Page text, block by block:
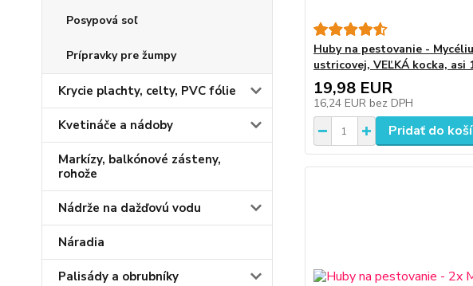
Posypová soľ
Prípravky pre žumpy
Krycie plachty, celty, PVC fólie
Kvetináče a nádoby
Markízy, balkónové zásteny,
rohože
Nádrže na dažďovú vodu
Náradia
Palisády a obrubníky
Huby na pestovanie -
ustricovej, VEĽKÁ kocka, asi
19,98 EUR
16,24 EUR bez DPH
Pridať do